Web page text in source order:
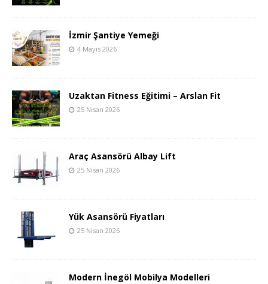
İzmir Şantiye Yemeği
4 Mayıs 2026
Uzaktan Fitness Eğitimi – Arslan Fit
25 Nisan 2026
Araç Asansörü Albay Lift
25 Nisan 2026
Yük Asansörü Fiyatları
25 Nisan 2026
Modern İnegöl Mobilya Modelleri